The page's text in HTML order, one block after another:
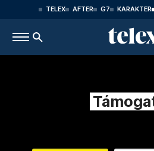
TELEX AFTER G7 KARAKTER